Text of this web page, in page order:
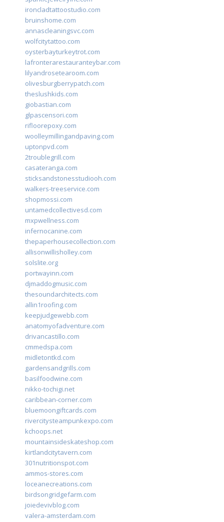
ironcladtattoostudio.com
bruinshome.com
annascleaningsvc.com
wolfcitytattoo.com
oysterbayturkeytrot.com
lafronterarestauranteybar.com
lilyandrosetearoom.com
olivesburgberrypatch.com
theslushkids.com
giobastian.com
glpascensori.com
rifloorepoxy.com
woolleymillingandpaving.com
uptonpvd.com
2troublegrill.com
casateranga.com
sticksandstonesstudiooh.com
walkers-treeservice.com
shopmossi.com
untamedcollectivesd.com
mxpwellness.com
infernocanine.com
thepaperhousecollection.com
allisonwillisholley.com
solslite.org
portwayinn.com
djmaddogmusic.com
thesoundarchitects.com
allin1roofing.com
keepjudgewebb.com
anatomyofadventure.com
drivancastillo.com
cmmedspa.com
midletontkd.com
gardensandgrills.com
basilfoodwine.com
nikko-tochigi.net
caribbean-corner.com
bluemoongiftcards.com
rivercitysteampunkexpo.com
kchoops.net
mountainsideskateshop.com
kirtlandcitytavern.com
301nutritionspot.com
ammos-stores.com
loceanecreations.com
birdsongridgefarm.com
joiedevivblog.com
valera-amsterdam.com